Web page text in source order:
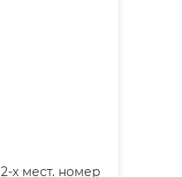
2-x мест. номер